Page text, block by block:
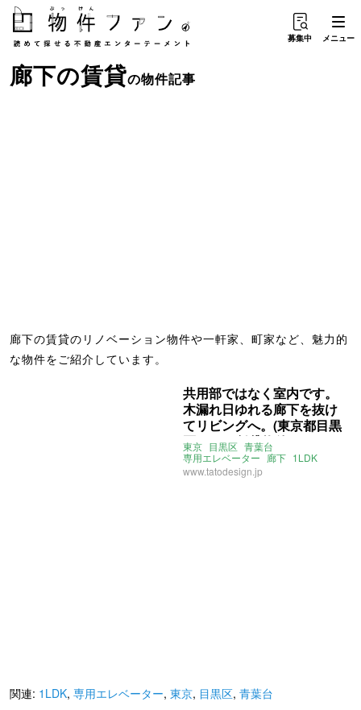
募集中 メニュー
廊下の賃貸の物件記事
廊下の賃貸のリノベーション物件や一軒家、町家など、魅力的
な物件をご紹介しています。
共用部ではなく室内です。
木漏れ日ゆれる廊下を抜け
てリビングへ。(東京都目黒
区60㎡の賃貸物件)
東京 目黒区 青葉台
専用エレベーター 廊下 1LDK
賃貸 賃貸
www.tatodesign.jp
関連: 1LDK, 専用エレベーター, 東京, 目黒区, 青葉台